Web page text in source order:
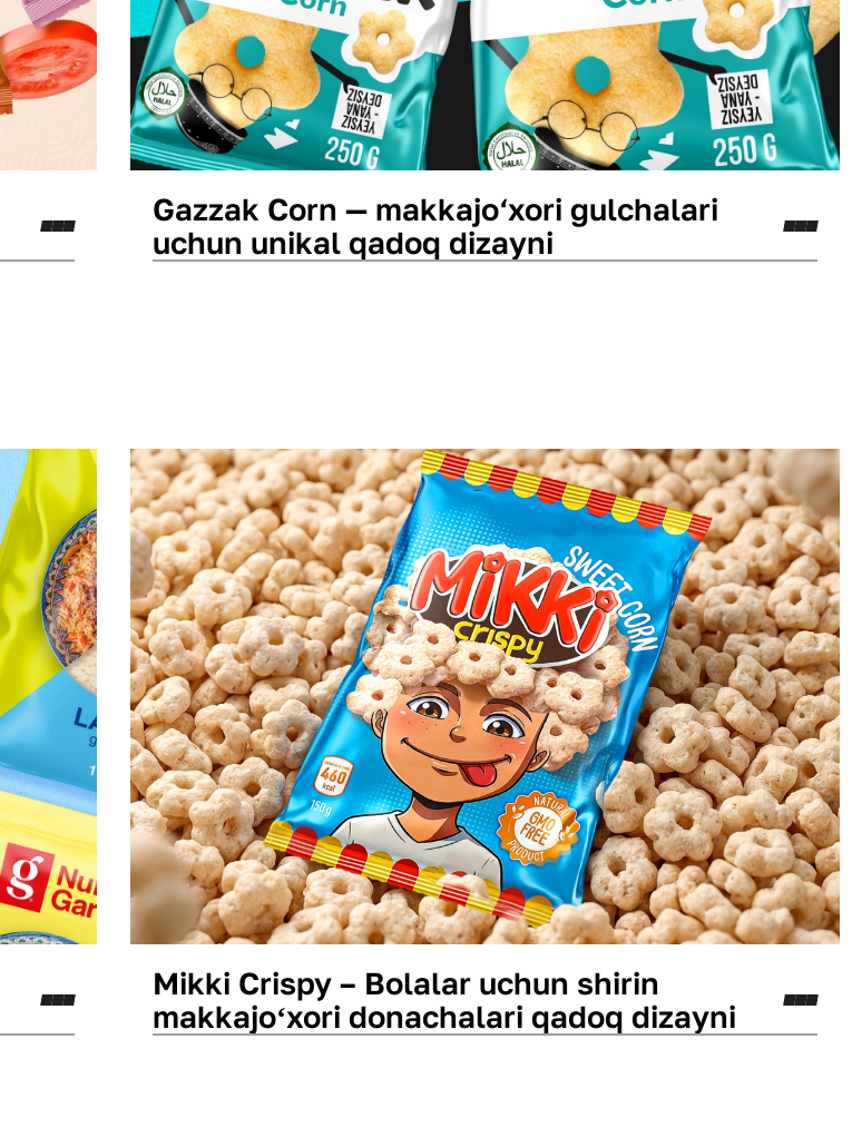
Gazzak Corn — makkajo‘xori gulchalari
uchun unikal qadoq dizayni
Mikki Crispy – Bolalar uchun shirin
makkajoʻxori donachalari qadoq dizayni